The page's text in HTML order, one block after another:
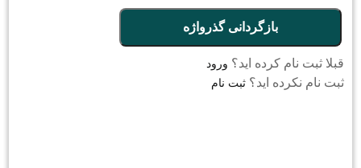
بازگردانی گذرواژه
قبلا ثبت نام کرده اید؟ ورود
ثبت نام نکرده اید؟ثبت نام